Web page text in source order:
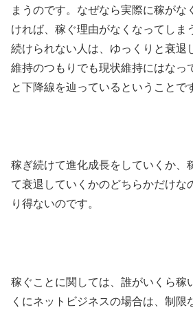
まうのです。なぜなら実際に稼がな
ければ、稼ぐ理由がなくなってしま
続けられない人は、ゆっくりと衰退
維持のつもりでも現状維持にはなっ
と下降線を辿っているということで
稼ぎ続けて進化成長をしていくか、
て衰退していくかのどちらかだけな
り得ないのです。
稼ぐことに関しては、誰がいくら稼
くにネットビジネスの場合は、制限